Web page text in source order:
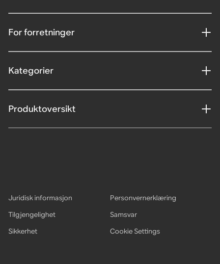
For forretninger
Kategorier
Produktoversikt
Juridisk informasjon
Personvernerklæring
Tilgjengelighet
Samsvar
Sikkerhet
Cookie Settings